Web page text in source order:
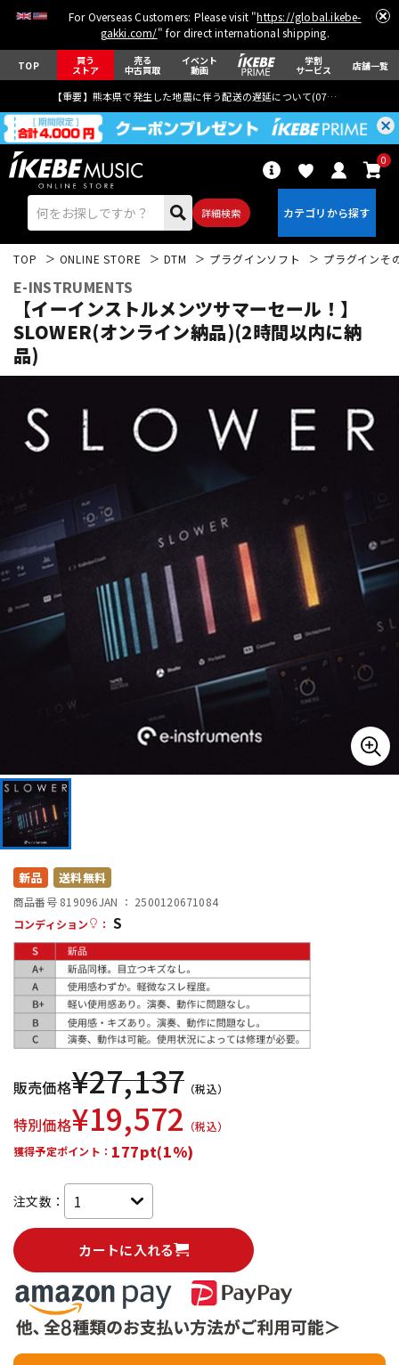
For Overseas Customers: Please visit "https://global.ikebe-
gakki.com/" for direct international shipping.
TOP 買う
ストア
売る
中古買取
イベント
動画
学割
サービス 店舗一覧
【重要】熊本県で発生した地震に伴う配送の遅延について(07月29日
詳細検索
0
ベース ウクレレ
パーカッション
キーボード 電子ピアノ
管楽器 その他楽器
エフェクター
DTM
配信/ライブ機器
TOP ONLINE STORE DTM プラグインソフト プラグインそ
E-INSTRUMENTS
【イーインストルメンツサマーセール！】
SLOWER(オンライン納品)(2時間以内に納
品)
新品 送料無料
商品番号 819096JAN ： 2500120671084
コンディション
： S
販売価格¥27,137 （税込）
特別価格¥19,572 （税込）
獲得予定ポイント： 177pt(1%)
注文数：
カートに入れる